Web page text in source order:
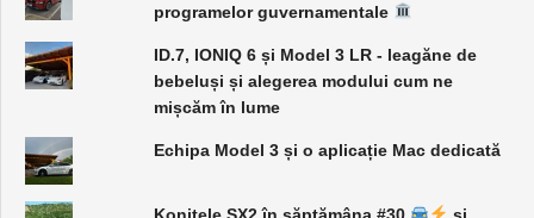
programelor guvernamentale
ID.7, IONIQ 6 și Model 3 LR - leagăne de
bebeluși și alegerea modului cum ne
mișcăm în lume
Echipa Model 3 și o aplicație Mac dedicată
Konițele SX2 în săptămâna #30
și